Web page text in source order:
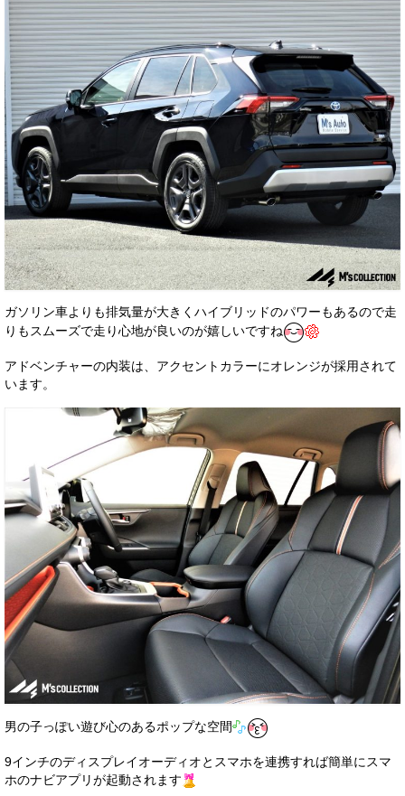
ガソリン車よりも排気量が大きくハイブリッドのパワーもあるので走
りもスムーズで走り心地が良いのが嬉しいですね
アドベンチャーの内装は、アクセントカラーにオレンジが採用されて
います。
男の子っぽい遊び心のあるポップな空間
9インチのディスプレイオーディオとスマホを連携すれば簡単にスマ
ホのナビアプリが起動されます